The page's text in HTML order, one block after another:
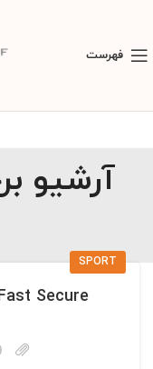
فهرست
SPORT
Secure